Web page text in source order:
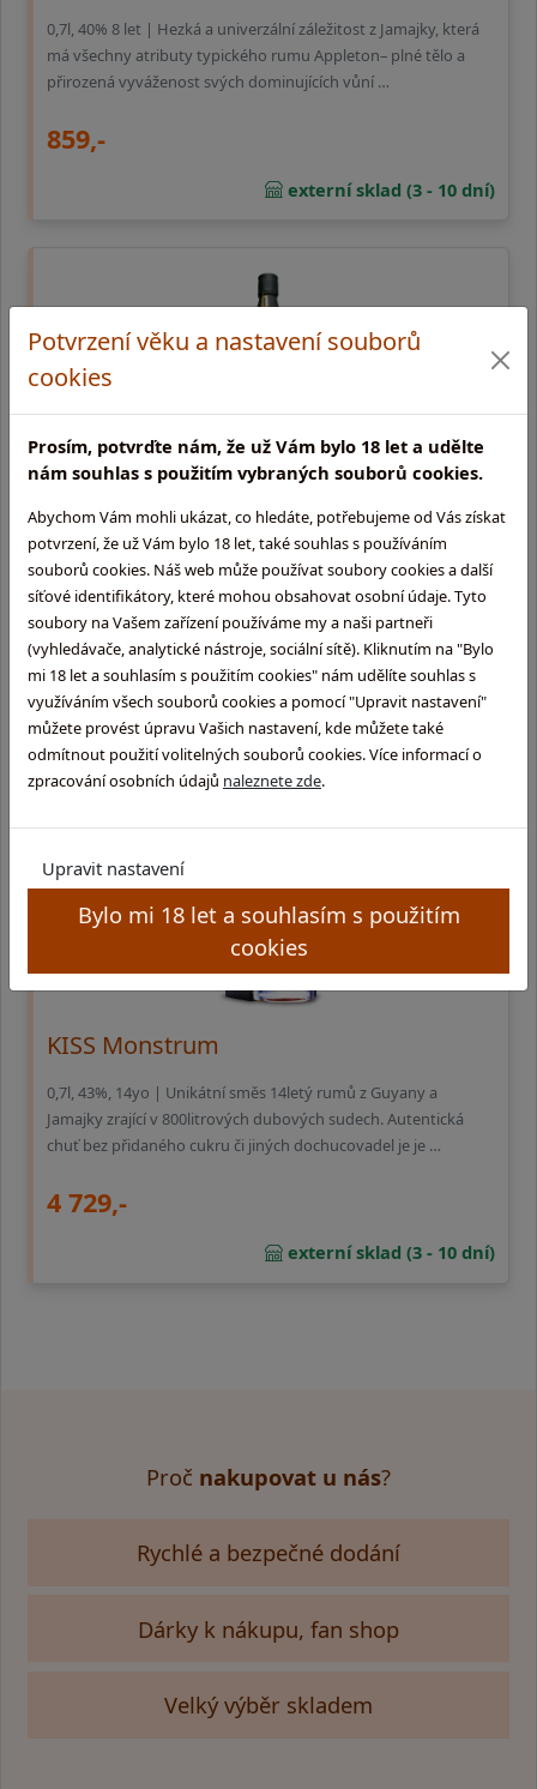
Potvrzení věku a nastavení souborů
cookies
Prosím, potvrďte nám, že už Vám bylo 18 let a udělte
nám souhlas s použitím vybraných souborů cookies.
Abychom Vám mohli ukázat, co hledáte, potřebujeme od Vás získat
potvrzení, že už Vám bylo 18 let, také souhlas s používáním
souborů cookies. Náš web může používat soubory cookies a další
síťové identifikátory, které mohou obsahovat osobní údaje. Tyto
soubory na Vašem zařízení používáme my a naši partneři
(vyhledávače, analytické nástroje, sociální sítě). Kliknutím na "Bylo
mi 18 let a souhlasím s použitím cookies" nám udělíte souhlas s
využíváním všech souborů cookies a pomocí "Upravit nastavení"
můžete provést úpravu Vašich nastavení, kde můžete také
odmítnout použití volitelných souborů cookies. Více informací o
zpracování osobních údajů naleznete zde.
Upravit nastavení
Bylo mi 18 let a souhlasím s použitím
cookies
0,7l, 40% 8 let | Hezká a univerzální záležitost z Jamajky, která
má všechny atributy typického rumu Appleton– plné tělo a
přirozená vyváženost svých dominujících vůní …
859,-
externí sklad (3 - 10 dní)
Blackwell Black Gold
0,7l, 40% | Blackwell Black Gold e prémiový jamajský rum
vytvořený Chrisem Blackwellem, ikonou hudebního průmyslu
a znalcem karibské kultury (zakladatel Island R …
839,-
externí sklad (3 - 10 dní)
KISS Monstrum
0,7l, 43%, 14yo | Unikátní směs 14letý rumů z Guyany a
Jamajky zrající v 800litrových dubových sudech. Autentická
chuť bez přidaného cukru či jiných dochucovadel je je …
4 729,-
externí sklad (3 - 10 dní)
Proč nakupovat u nás?
Rychlé a bezpečné dodání
Dárky k nákupu, fan shop
Velký výběr skladem